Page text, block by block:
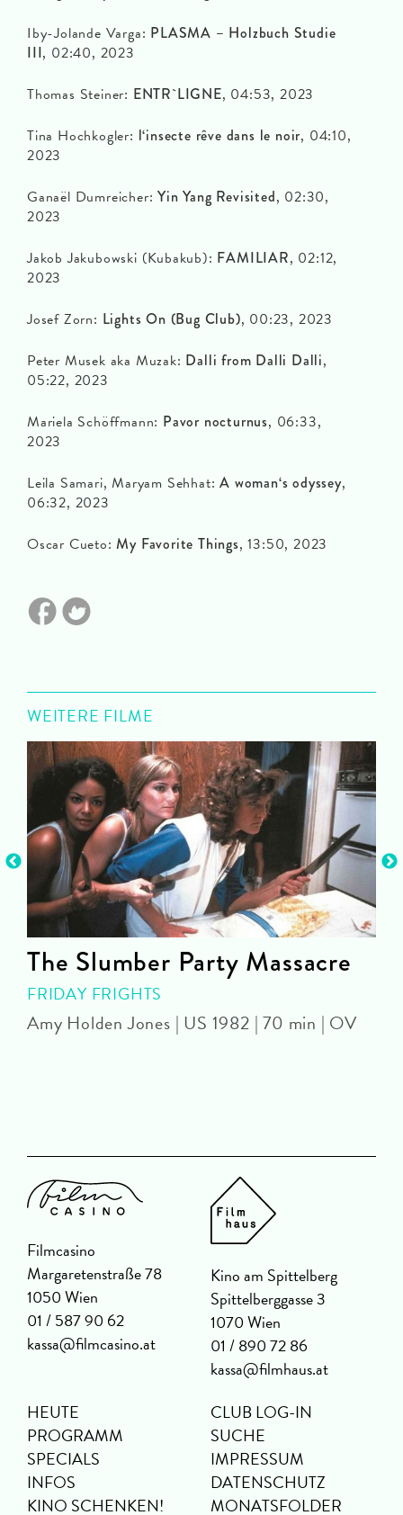
Iby-Jolande Varga: PLASMA – Holzbuch Studie
III, 02:40, 2023
Thomas Steiner: ENTR`LIGNE, 04:53, 2023
Tina Hochkogler: l‘insecte rêve dans le noir, 04:10,
2023
Ganaël Dumreicher:Yin Yang Revisited, 02:30,
2023
Jakob Jakubowski (Kubakub): FAMILIAR, 02:12,
2023
Josef Zorn: Lights On (Bug Club), 00:23, 2023
Peter Musek aka Muzak: Dalli from Dalli Dalli,
05:22, 2023
Mariela Schöffmann: Pavor nocturnus, 06:33,
2023
Leila Samari, Maryam Sehhat:A woman‘s odyssey,
06:32, 2023
Oscar Cueto:My Favorite Things, 13:50, 2023
WEITERE FILME
The Slumber Party Massacre
FRIDAY FRIGHTS
Amy Holden Jones | US 1982 | 70 min | OV
Filmcasino
Margaretenstraße 78
1050 Wien
01 / 587 90 62
kassa@filmcasino.at
Kino am Spittelberg
Spittelberggasse 3
1070 Wien
01 / 890 72 86
kassa@filmhaus.at
HEUTE
PROGRAMM
SPECIALS
INFOS
KINO SCHENKEN!
CLUB LOG-IN
SUCHE
IMPRESSUM
DATENSCHUTZ
MONATSFOLDER